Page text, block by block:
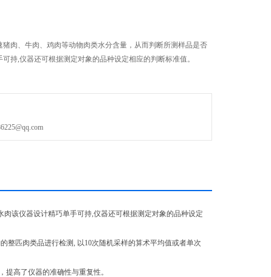
肉、牛肉、鸡肉等动物肉类水分含量，从而判断所测样品是否
持,仪器还可根据测定对象的品种设定相应的判断标准值。
该仪器设计精巧单手可持,仪器还可根据测定对象的品种设定
整匹肉类品进行检测, 以10次随机采样的算术平均值或者单次
高了仪器的准确性与重复性。